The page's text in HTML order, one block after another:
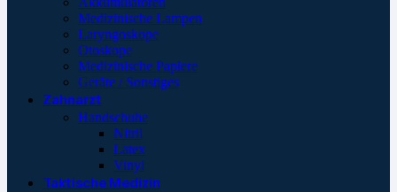
Medizinische Lampen
Laryngoskope
Otoskope
Medizinische Papiere
Geräte / Sonstiges
Zahnarzt
Handschuhe
Nitril
Latex
Vinyl
Taktische Medizin